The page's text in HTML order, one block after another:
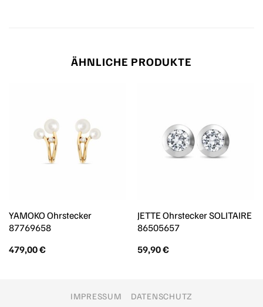
ÄHNLICHE PRODUKTE
YAMOKO Ohrstecker
87769658
479,00€
JETTE Ohrstecker SOLITAIRE
86505657
59,90€
IMPRESSUM DATENSCHUTZ